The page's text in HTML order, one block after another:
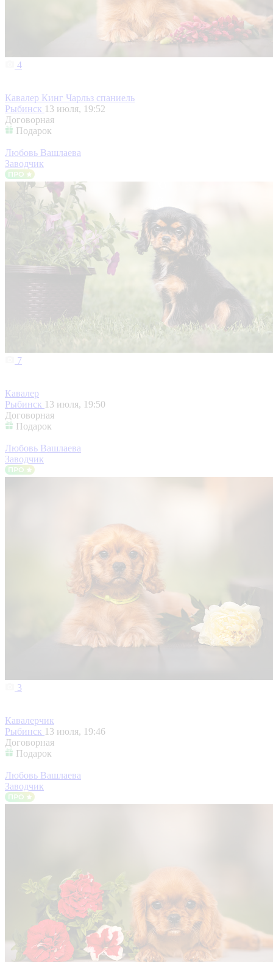
4
Кавалер Кинг Чарльз спаниель
Рыбинск 13 июля, 19:52
Договорная
Подарок
Любовь Вашлаева
Заводчик
7
Кавалер
Рыбинск 13 июля, 19:50
Договорная
Подарок
Любовь Вашлаева
Заводчик
3
Кавалерчик
Рыбинск 13 июля, 19:46
Договорная
Подарок
Любовь Вашлаева
Заводчик